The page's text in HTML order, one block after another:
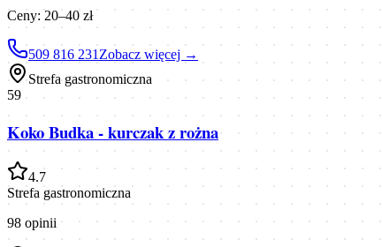
Ceny:20–40 zł
509 816 231 Zobacz więcej →
Strefa gastronomiczna
59
Koko Budka - kurczak z rożna
4.7
Strefa gastronomiczna
98 opinii